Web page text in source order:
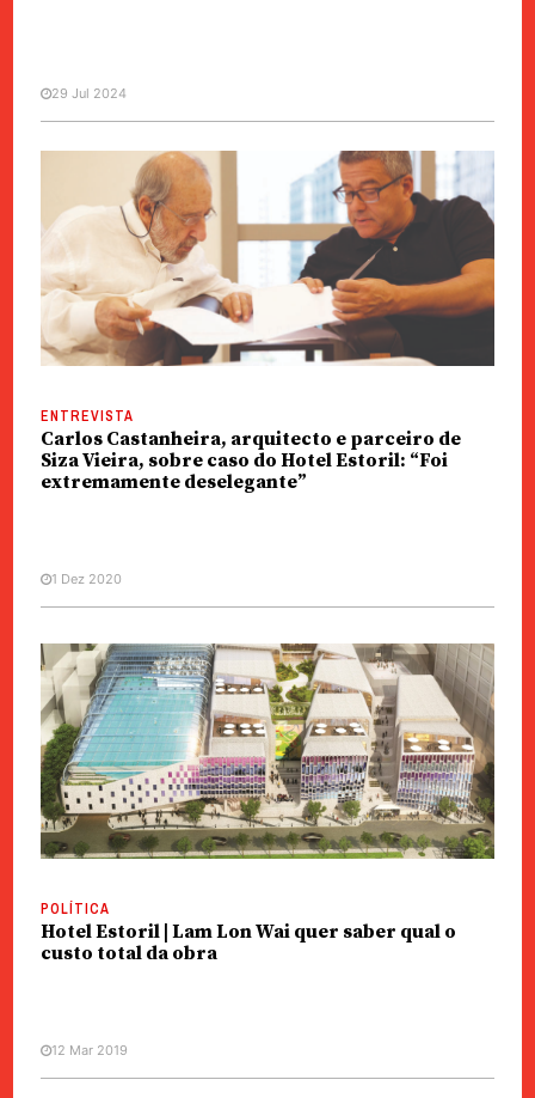
Hotel Estoril | Deputado acusa
Governo de mentir
29 Jul 2024
ENTREVISTA
Carlos Castanheira, arquitecto e parceiro de
Siza Vieira, sobre caso do Hotel Estoril: “Foi
extremamente deselegante”
1 Dez 2020
POLÍTICA
Hotel Estoril | Lam Lon Wai quer saber qual o
custo total da obra
12 Mar 2019